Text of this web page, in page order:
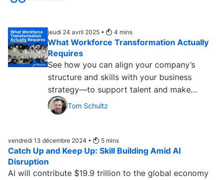
jeudi 24 avril 2025 • 4 mins
What Workforce Transformation Actually
Requires
See how you can align your company’s
structure and skills with your business
strategy—to support talent and make
positive change operational....
Tom Schultz
vendredi 13 décembre 2024 • 5 mins
Catch Up and Keep Up: Skill Building Amid AI
Disruption
AI will contribute $19.9 trillion to the global economy